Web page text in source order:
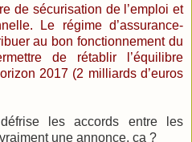
de sécurisation de l’emploi et
Le régime d’assurance-
au bon fonctionnement du
de rétablir l’équilibre
2017 (2 milliards d’euros
les accords entre les
une annonce, ça ?